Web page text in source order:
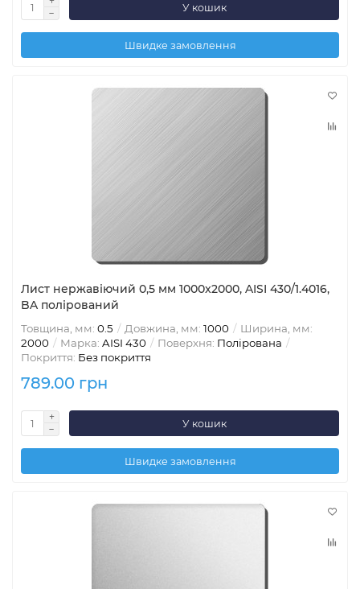
У кошик
Швидке замовлення
Лист нержавіючий 0,5 мм 1000x2000, AISI 430/1.4016,
BA полірований
Товщина, мм: 0.5 Довжина, мм: 1000
Ширина, мм:
2000
Марка: AISI 430 Поверхня: Полірована
Покриття: Без покриття
789.00 грн
У кошик
Швидке замовлення